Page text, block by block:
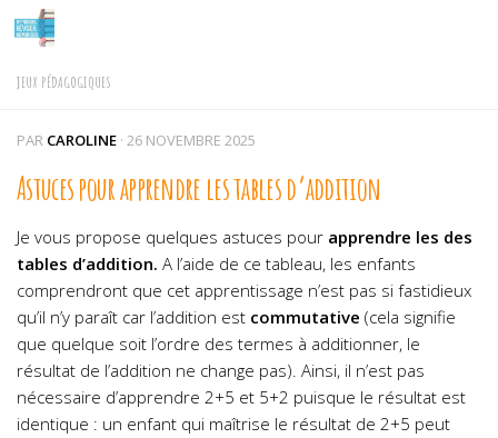
Skip to content
JEUX PÉDAGOGIQUES
PAR CAROLINE · 26 NOVEMBRE 2025
Astuces pour apprendre les tables d’addition
Je vous propose quelques astuces pour apprendre les des
tables d’addition. A l’aide de ce tableau, les enfants
comprendront que cet apprentissage n’est pas si fastidieux
qu’il n’y paraît car l’addition est commutative (cela signifie
que quelque soit l’ordre des termes à additionner, le
résultat de l’addition ne change pas). Ainsi, il n’est pas
nécessaire d’apprendre 2+5 et 5+2 puisque le résultat est
identique : un enfant qui maîtrise le résultat de 2+5 peut